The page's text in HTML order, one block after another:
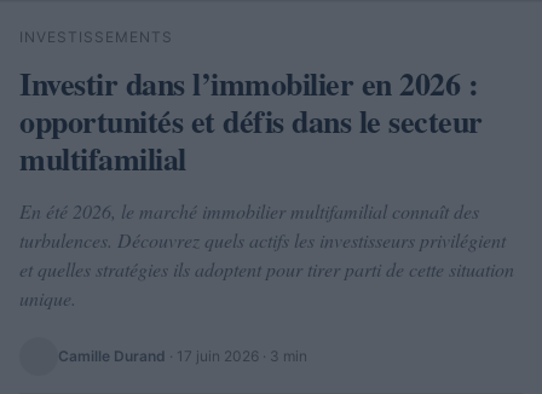
Rechercher
INVESTISSEMENTS
Investir dans l’immobilier en 2026 :
opportunités et défis dans le secteur
multifamilial
En été 2026, le marché immobilier multifamilial connaît des
turbulences. Découvrez quels actifs les investisseurs privilégient
et quelles stratégies ils adoptent pour tirer parti de cette situation
unique.
Camille Durand · 17 juin 2026 · 3 min